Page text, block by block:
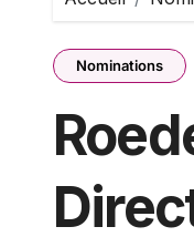
Nominations